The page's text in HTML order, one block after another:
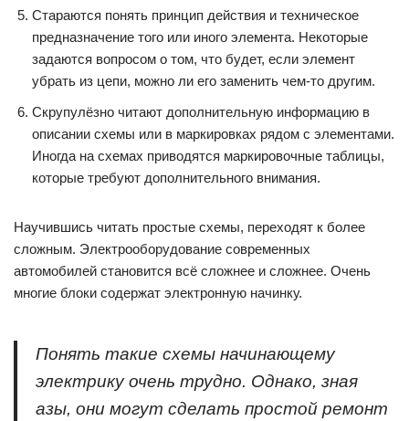
Стараются понять принцип действия и техническое
предназначение того или иного элемента. Некоторые
задаются вопросом о том, что будет, если элемент
убрать из цепи, можно ли его заменить чем-то другим.
Скрупулёзно читают дополнительную информацию в
описании схемы или в маркировках рядом с элементами.
Иногда на схемах приводятся маркировочные таблицы,
которые требуют дополнительного внимания.
Научившись читать простые схемы, переходят к более
сложным. Электрооборудование современных
автомобилей становится всё сложнее и сложнее. Очень
многие блоки содержат электронную начинку.
Понять такие схемы начинающему
электрику очень трудно. Однако, зная
азы, они могут сделать простой ремонт